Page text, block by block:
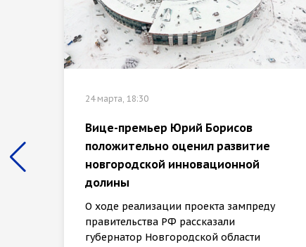
24 марта, 18:30
Вице-премьер Юрий Борисов
положительно оценил развитие
новгородской инновационной
долины
О ходе реализации проекта зампреду
правительства РФ рассказали
губернатор Новгородской области